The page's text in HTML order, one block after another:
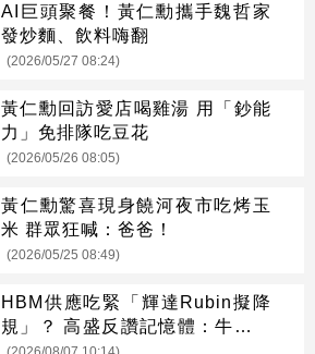
AI巨頭聚餐！黃仁勳攜手魏哲家
發炒麵、飲料嗨翻
(2026/05/27 08:24)
黃仁勳回訪愛店喝雞湯 用「鈔能
力」免排隊吃豆花
(2026/05/26 08:05)
黃仁勳驚喜現身饒河夜市吃烤玉
米 群眾狂喊：爸爸！
(2026/05/25 08:49)
HBM供應吃緊「輝達Rubin擬降
規」？ 高盛反讚記憶體：牛市才
開始